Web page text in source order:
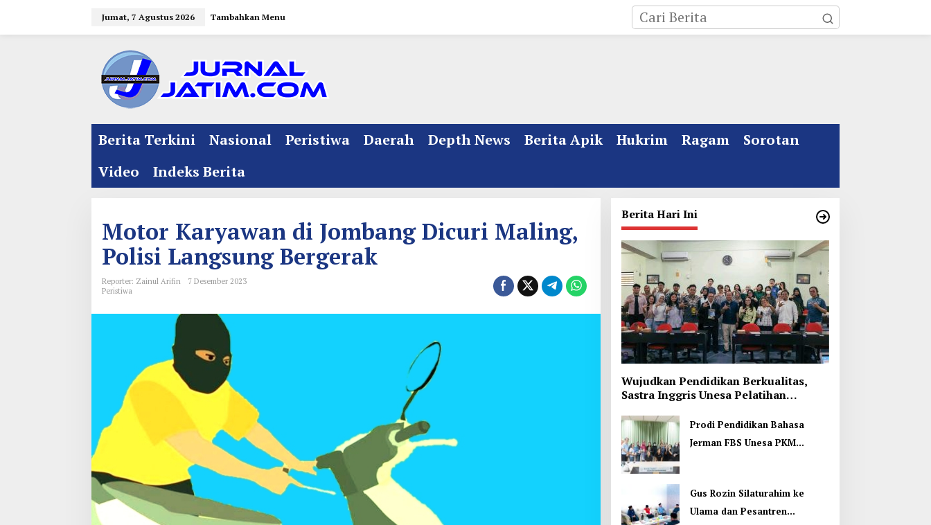
Jumat, 7 Agustus 2026 Tambahkan Menu
Berita Terkini Nasional Peristiwa Daerah Depth News Berita Apik Hukrim Ragam
Sorotan
Video
Indeks Berita
Motor Karyawan di Jombang Dicuri Maling,
Polisi Langsung Bergerak
Reporter: Zainul Arifin
7 Desember 2023
Peristiwa
Berita Hari Ini
Wujudkan Pendidikan Berkualitas,
Sastra Inggris Unesa Pelatihan
Prodi Pendidikan Bahasa
Jerman FBS Unesa PKM
Gus Rozin Silaturahim ke
Ulama dan Pesantren